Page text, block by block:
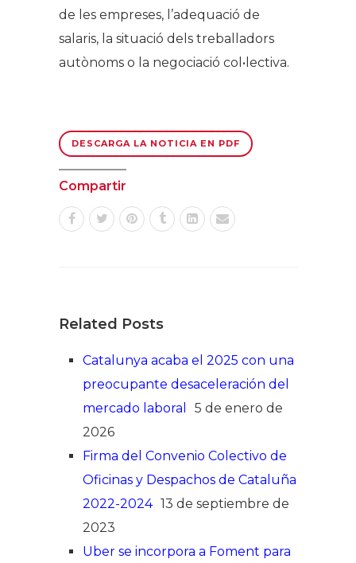
de les empreses, l’adequació de
salaris, la situació dels treballadors
autònoms o la negociació col•lectiva.
DESCARGA LA NOTICIA EN PDF
Compartir
Related Posts
Catalunya acaba el 2025 con una
preocupante desaceleración del
mercado laboral
5 de enero de
2026
Firma del Convenio Colectivo de
Oficinas y Despachos de Cataluña
2022-2024 13 de septiembre de
2023
Uber se incorpora a Foment para